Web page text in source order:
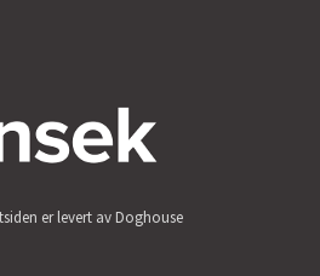
er levert av Doghouse